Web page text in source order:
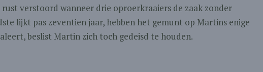
verstoord wanneer drie oproerkraaiers de zaak zonder
lijkt pas zeventien jaar, hebben het gemunt op Martins enige
beslist Martin zich toch gedeisd te houden.